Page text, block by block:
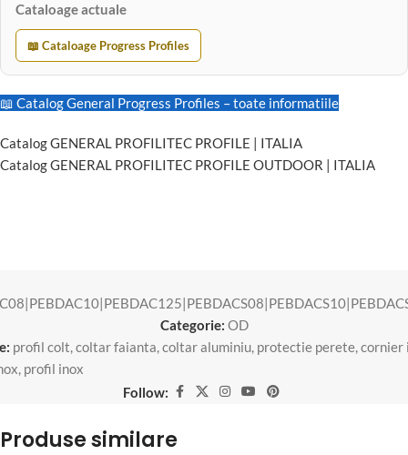
Cataloage actuale
📖 Cataloage Progress Profiles
📖 Catalog General Progress Profiles – toate informatiile
Catalog GENERAL PROFILITEC PROFILE | ITALIA
Catalog GENERAL PROFILITEC PROFILE OUTDOOR | ITALIA
Categorie: OD
profil colt,coltar faianta,coltar aluminiu, protectie perete,cornier
, profil inox
Follow:
Produse similare